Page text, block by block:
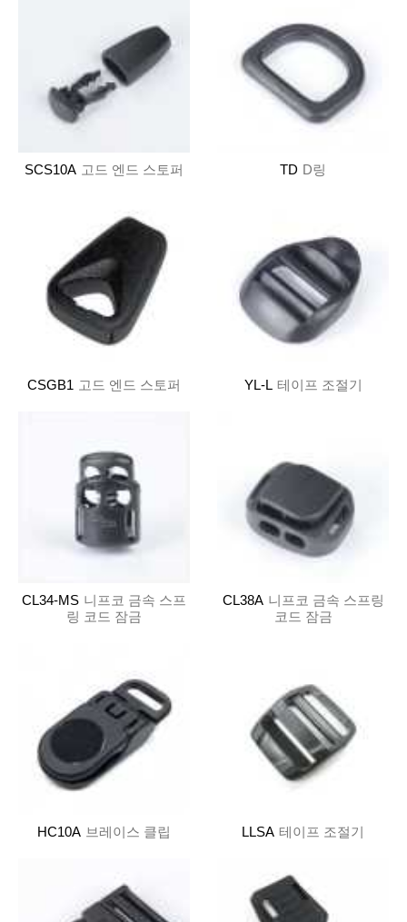
SCS10A 고드 엔드 스토퍼 TD D링
CSGB1 고드 엔드 스토퍼 YL-L 테이프 조절기
CL34-MS 니프코 금속 스프
링 코드 잠금
CL38A 니프코 금속 스프링
코드 잠금
HC10A 브레이스 클립 LLSA 테이프 조절기